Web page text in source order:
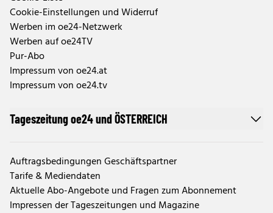
Cookie-Einstellungen und Widerruf
Werben im oe24-Netzwerk
Werben auf oe24TV
Pur-Abo
Impressum von oe24.at
Impressum von oe24.tv
Tageszeitung oe24 und ÖSTERREICH
Auftragsbedingungen Geschäftspartner
Tarife & Mediendaten
Aktuelle Abo-Angebote und Fragen zum Abonnement
Impressen der Tageszeitungen und Magazine